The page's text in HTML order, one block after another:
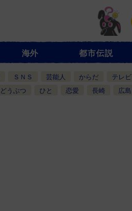
海外 都市伝説
ＳＮＳ 芸能人 からだ テレビ
どうぶつ ひと 恋愛 長崎 広島